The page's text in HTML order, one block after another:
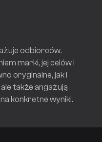
odbiorców.
marki, jej celów i
oryginalne, jak i
także angażują
konkretne wyniki.